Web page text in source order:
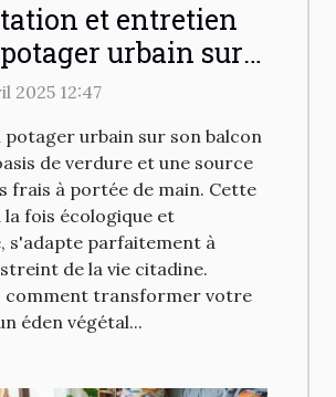
et entretien
urbain sur
balcon conseils
2025 12:47
potager urbain sur son balcon
de verdure et une source
frais à portée de main. Cette
la fois écologique et
s'adapte parfaitement à
de la vie citadine.
comment transformer votre
éden végétal...